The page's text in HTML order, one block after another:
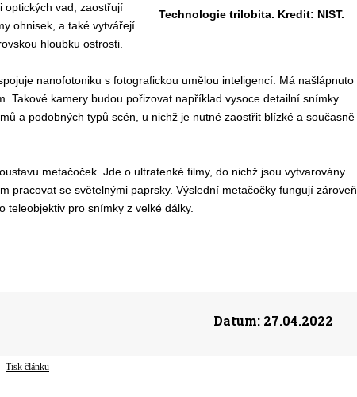
Technologie trilobita. Kredit: NIST.
optických vad, zaostřují
ohnisek, a také vytvářejí
hloubku ostrosti.
nanofotoniku s fotografickou umělou inteligencí. Má našlápnuto
Takové kamery budou pořizovat například vysoce detailní snímky
a podobných typů scén, u nichž je nutné zaostřit blízké a současně
metačoček. Jde o ultratenké filmy, do nichž jsou vytvarovány
pracovat se světelnými paprsky. Výslední metačočky fungují zároveň
teleobjektiv pro snímky z velké dálky.
Datum:27.04.2022
Tisk článku